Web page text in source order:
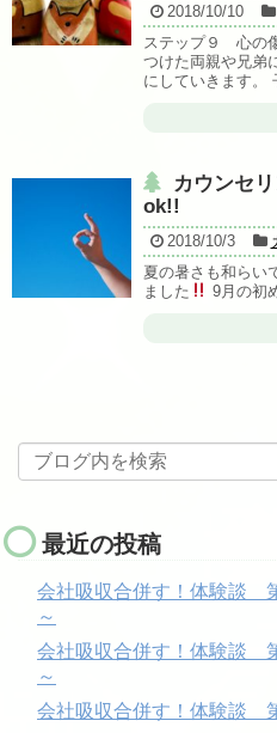
2018/10/10
ステップ９ 心の
つけた両親や兄弟
にしていきます。
カウンセ
ok!!
2018/10/3
夏の暑さも和らい
ました
9月の初
最近の投稿
会社吸収合併す！体験談
～
会社吸収合併す！体験談
～
会社吸収合併す！体験談